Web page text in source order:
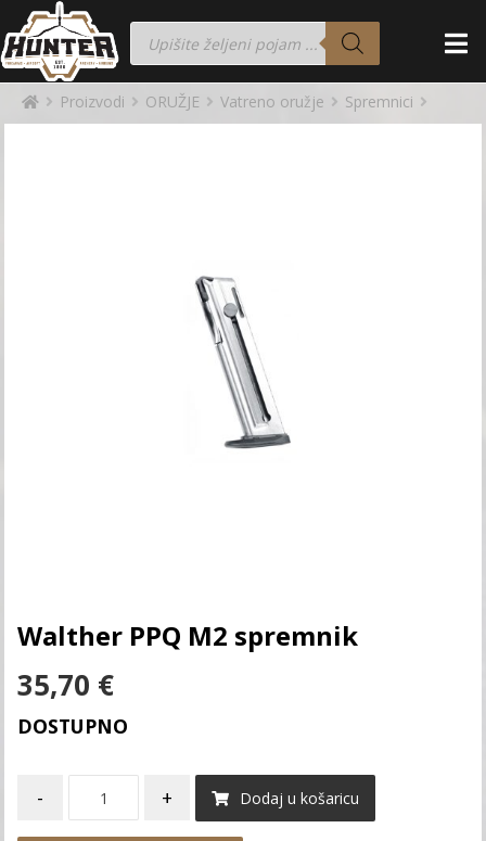
Proizvodi ORUŽJE Vatreno oružje Spremnici
Walther PPQ M2 spremnik
35,70 €
DOSTUPNO
- + Dodaj u košaricu